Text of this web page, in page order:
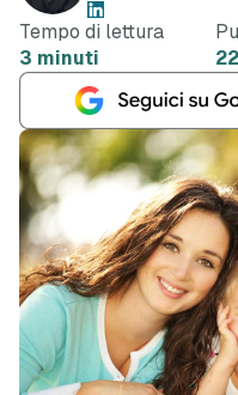
Tempo di lettura
3 minuti